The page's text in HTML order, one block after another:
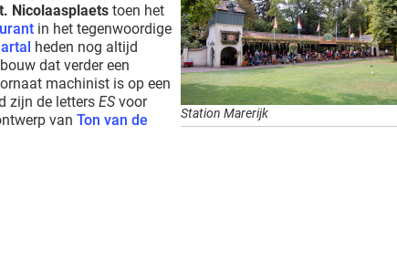
Station Marerijk
Nicolaasplaets toen het
in het tegenwoordige
heden nog altijd
dat verder een
machinist is op een
zijn de letters ESvoor
van Ton van de